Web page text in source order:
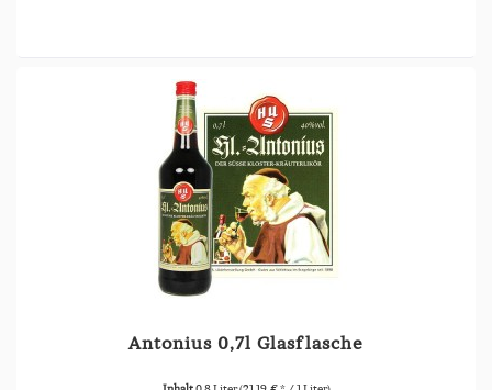
Antonius 0,7l Glasflasche